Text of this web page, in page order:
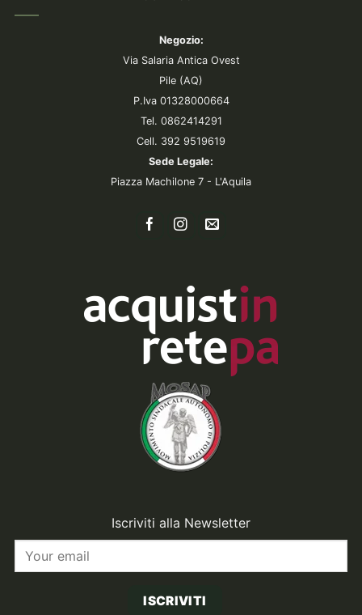
Negozio:
Via Salaria Antica Ovest
Pile (AQ)
P.Iva 01328000664
Tel. 0862414291
Cell. 392 9519619
Sede Legale:
Piazza Machilone 7 - L'Aquila
Iscriviti alla Newsletter
ISCRIVITI